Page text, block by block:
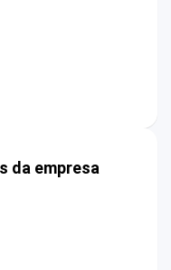
da empresa